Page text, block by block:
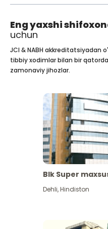
Eng yaxshi
uchun
JCI & NABH akkreditatsiyadan
tibbiy xodimlar bilan bir
zamonaviy jihozlar.
Blk Super
Dehli,Hindiston